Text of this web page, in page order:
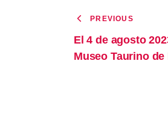
PREVIOUS
El 4 de agosto
Museo Taurino